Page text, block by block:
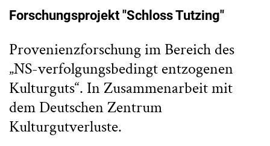
Forschungsprojekt "Schloss Tutzing"
Provenienzforschung im Bereich des
„NS-verfolgungsbedingt entzogenen
Kulturguts“. In Zusammenarbeit mit
dem Deutschen Zentrum
Kulturgutverluste.